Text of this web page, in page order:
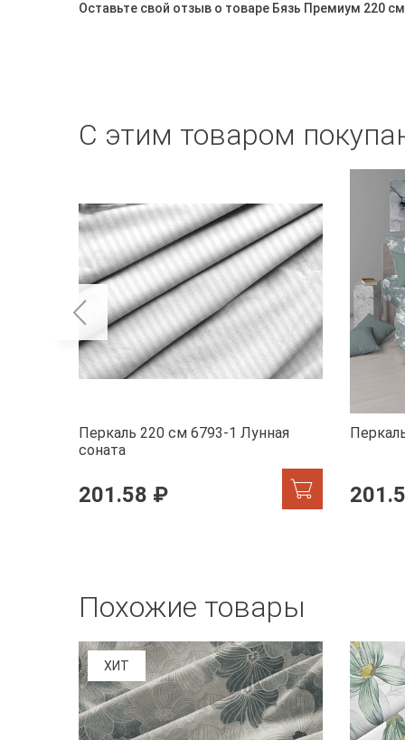
Оставьте свой отзыв о товаре Бязь Премиум 220
С этим товаром
Перкаль 220 см 6793-1 Лунная
соната
201.58 ₽
Похожие товары
ХИТ